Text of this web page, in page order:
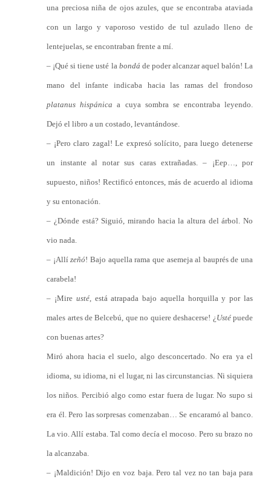
una preciosa niña de ojos azules, que se encontraba ataviada
con un largo y vaporoso vestido de tul azulado lleno de
lentejuelas, se encontraban frente a mí.
– ¡Qué si tiene usté la bondá de poder alcanzar aquel balón! La
mano del infante indicaba hacia las ramas del frondoso
platanus hispánica a cuya sombra se encontraba leyendo.
Dejó el libro a un costado, levantándose.
– ¡Pero claro zagal! Le expresó solícito, para luego detenerse
un instante al notar sus caras extrañadas. – ¡Eep…, por
supuesto, niños! Rectificó entonces, más de acuerdo al idioma
y su entonación.
– ¿Dónde está? Siguió, mirando hacia la altura del árbol. No
vio nada.
– ¡Allízeñó! Bajo aquella rama que asemeja al bauprés de una
carabela!
– ¡Mire usté, está atrapada bajo aquella horquilla y por las
males artes de Belcebú, que no quiere deshacerse! ¿ Ustépuede
con buenas artes?
Miró ahora hacia el suelo, algo desconcertado. No era ya el
idioma, su idioma, ni el lugar, ni las circunstancias. Ni siquiera
los niños. Percibió algo como estar fuera de lugar. No supo si
era él. Pero las sorpresas comenzaban… Se encaramó al banco.
La vio. Allí estaba. Tal como decía el mocoso. Pero su brazo no
la alcanzaba.
– ¡Maldición! Dijo en voz baja. Pero tal vez no tan baja para